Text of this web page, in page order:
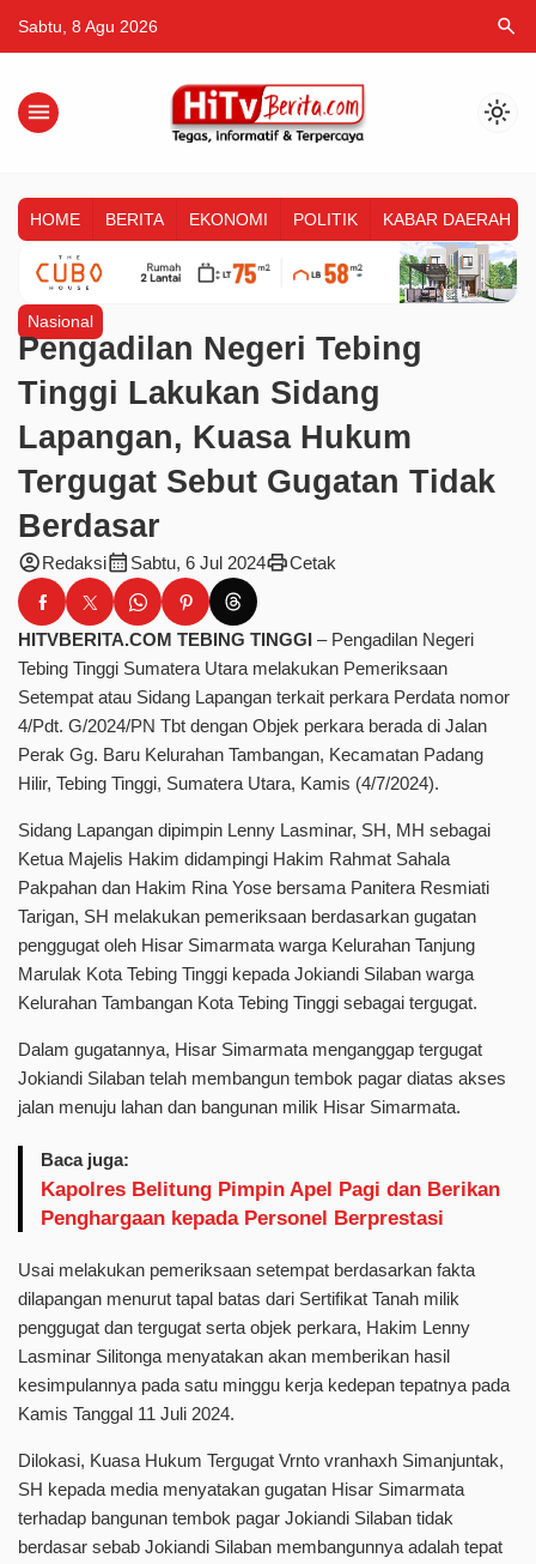
Sabtu, 8 Agu 2026 search
menu light_mode
HOME BERITA EKONOMI POLITIK KABAR DAERAH
Nasional
Pengadilan Negeri Tebing
Tinggi Lakukan Sidang
Lapangan, Kuasa Hukum
Tergugat Sebut Gugatan Tidak
Berdasar
account_circleRedaksicalendar_month Sabtu, 6 Jul 2024printCetak
HITVBERITA.COM TEBING TINGGI – Pengadilan Negeri
Tebing Tinggi Sumatera Utara melakukan Pemeriksaan
Setempat atau Sidang Lapangan terkait perkara Perdata nomor
4/Pdt. G/2024/PN Tbt dengan Objek perkara berada di Jalan
Perak Gg. Baru Kelurahan Tambangan, Kecamatan Padang
Hilir, Tebing Tinggi, Sumatera Utara, Kamis (4/7/2024).
Sidang Lapangan dipimpin Lenny Lasminar, SH, MH sebagai
Ketua Majelis Hakim didampingi Hakim Rahmat Sahala
Pakpahan dan Hakim Rina Yose bersama Panitera Resmiati
Tarigan, SH melakukan pemeriksaan berdasarkan gugatan
penggugat oleh Hisar Simarmata warga Kelurahan Tanjung
Marulak Kota Tebing Tinggi kepada Jokiandi Silaban warga
Kelurahan Tambangan Kota Tebing Tinggi sebagai tergugat.
Dalam gugatannya, Hisar Simarmata menganggap tergugat
Jokiandi Silaban telah membangun tembok pagar diatas akses
jalan menuju lahan dan bangunan milik Hisar Simarmata.
Baca juga:
Kapolres Belitung Pimpin Apel Pagi dan Berikan
Penghargaan kepada Personel Berprestasi
Usai melakukan pemeriksaan setempat berdasarkan fakta
dilapangan menurut tapal batas dari Sertifikat Tanah milik
penggugat dan tergugat serta objek perkara, Hakim Lenny
Lasminar Silitonga menyatakan akan memberikan hasil
kesimpulannya pada satu minggu kerja kedepan tepatnya pada
Kamis Tanggal 11 Juli 2024.
Dilokasi, Kuasa Hukum Tergugat Vrnto vranhaxh Simanjuntak,
SH kepada media menyatakan gugatan Hisar Simarmata
terhadap bangunan tembok pagar Jokiandi Silaban tidak
berdasar sebab Jokiandi Silaban membangunnya adalah tepat